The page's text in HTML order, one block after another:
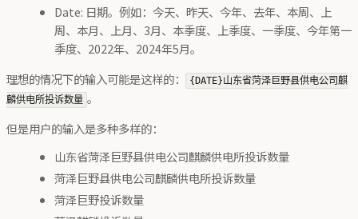
Date: 日期。例如：今天、昨天、今年、去年、本周、上
周、本月、上月、3月、本季度、上季度、一季度、今年第一
季度、2022年、2024年5月。
理想的情况下的输入可能是这样的：
{DATE}山东省菏泽巨野县供电公司麒
麟供电所投诉数量 。
但是用户的输入是多种多样的：
山东省菏泽巨野县供电公司麒麟供电所投诉数量
菏泽巨野县供电公司麒麟供电所投诉数量
菏泽巨野投诉数量